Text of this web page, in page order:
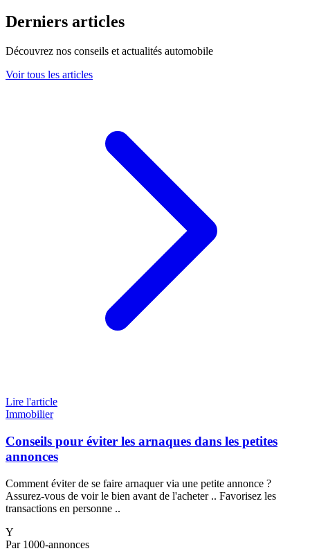
Derniers articles
Découvrez nos conseils et actualités automobile
Voir tous les articles
Lire l'article
Immobilier
Conseils pour éviter les arnaques dans les petites
annonces
Comment éviter de se faire arnaquer via une petite annonce ?
Assurez-vous de voir le bien avant de l'acheter .. Favorisez les
transactions en personne ..
Y
Par 1000-annonces